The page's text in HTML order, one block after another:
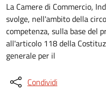
La Camere di Commercio,
svolge, nell'ambito della
competenza, sulla base del
all'articolo 118 della
generale per il
Condividi